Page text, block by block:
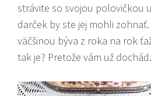
strávite so svojou polovičkou
darček by ste jej mohli
väčšinou býva z roka na rok
tak je? Pretože vám už